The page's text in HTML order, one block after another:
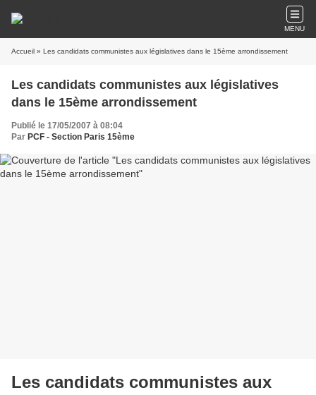
MENU
Accueil » Les candidats communistes aux législatives dans le 15ème arrondissement
Les candidats communistes aux législatives
dans le 15ème arrondissement
Publié le 17/05/2007 à 08:04
Par PCF - Section Paris 15ème
Les candidats communistes aux